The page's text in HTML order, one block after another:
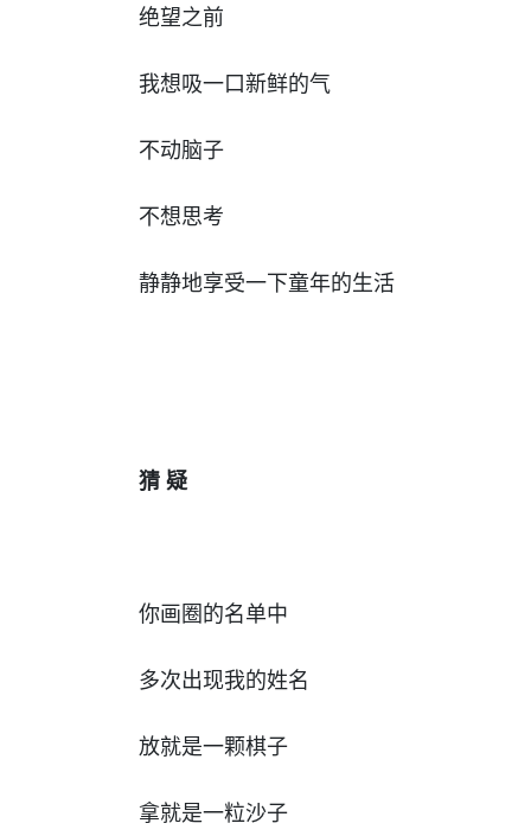
绝望之前
我想吸一口新鲜的气
不动脑子
不想思考
静静地享受一下童年的生活
猜 疑
你画圈的名单中
多次出现我的姓名
放就是一颗棋子
拿就是一粒沙子